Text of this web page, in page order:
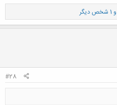
و 1 شخص دیگر
#28